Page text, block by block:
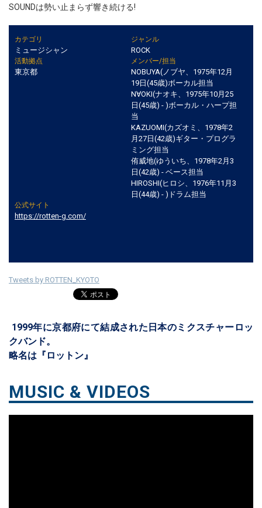
SOUNDは勢い止まらず響き続ける!
カテゴリ
ミュージシャン
ジャンル
ROCK
活動拠点
東京都
メンバー/担当
NOBUYA(ノブヤ、1975年12月
19日(45歳)ボーカル担当
N∀OKI(ナオキ、1975年10月25
日(45歳) - )ボーカル・ハープ担
当
KAZUOMI(カズオミ、1978年2
月27日(42歳)ギター・プログラ
ミング担当
侑威地(ゆういち、1978年2月3
日(42歳) - ベース担当
HIROSHI(ヒロシ、1976年11月3
日(44歳) - )ドラム担当
公式サイト
https://rotten-g.com/
Tweets by ROTTEN_KYOTO
1999年に京都府にて結成された日本のミクスチャーロッ
クバンド。
略名は『ロットン』
MUSIC & VIDEOS